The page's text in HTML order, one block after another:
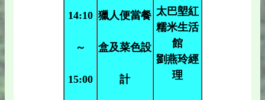
14:10
～
15:00
獵人便當餐
盒及菜色設
計
太巴塱紅
糯米生活
館
劉燕玲經
理